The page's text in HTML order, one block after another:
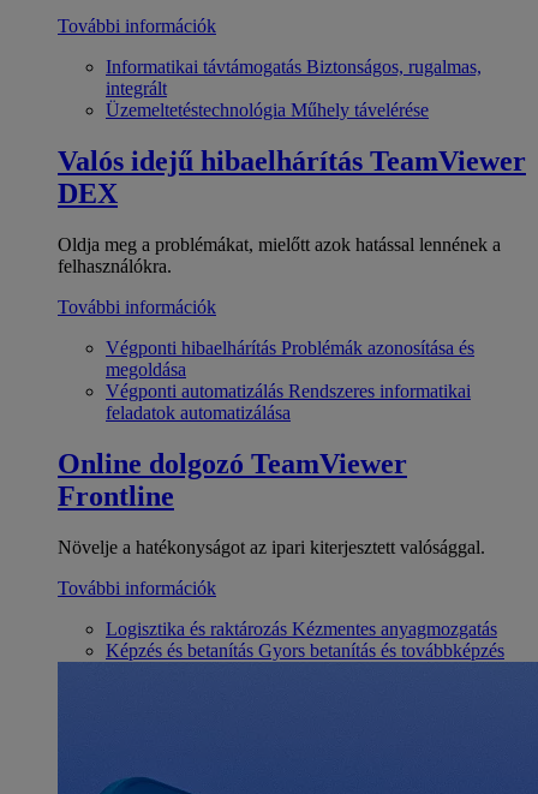
További információk
Informatikai távtámogatás Biztonságos, rugalmas,
integrált
Üzemeltetéstechnológia Műhely távelérése
Valós idejű hibaelhárítás TeamViewer
DEX
Oldja meg a problémákat, mielőtt azok hatással lennének a
felhasználókra.
További információk
Végponti hibaelhárítás Problémák azonosítása és
megoldása
Végponti automatizálás Rendszeres informatikai
feladatok automatizálása
Online dolgozó TeamViewer
Frontline
Növelje a hatékonyságot az ipari kiterjesztett valósággal.
További információk
Logisztika és raktározás Kézmentes anyagmozgatás
Képzés és betanítás Gyors betanítás és továbbképzés